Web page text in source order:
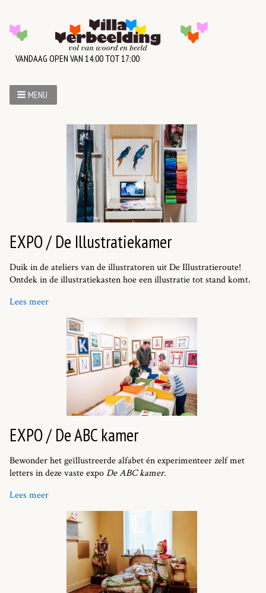
VANDAAG OPEN VAN 14:00 TOT 17:00
MENU
EXPO / De Illustratiekamer
Duik in de ateliers van de illustratoren uit De Illustratieroute!
Ontdek in de illustratiekasten hoe een illustratie tot stand komt.
Lees meer
EXPO / De ABC kamer
Bewonder het geïllustreerde alfabet én experimenteer zelf met
letters in deze vaste expoDe ABC kamer.
Lees meer